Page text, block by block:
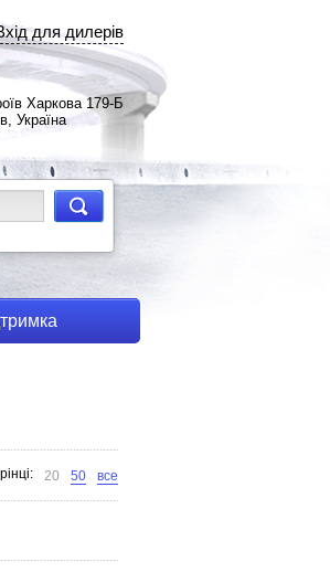
для дилерів
Харкова 179-Б
Україна
20 50 все